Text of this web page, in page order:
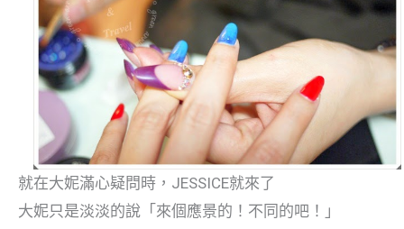
就在大妮滿心疑問時，JESSICE就來了
大妮只是淡淡的說「來個應景的！不同的吧！」